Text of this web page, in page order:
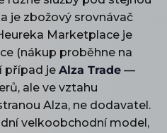
je zbožový srovnávač
Marketplace je
(nákup proběhne na
případ je Alza Trade —
ale ve vztahu
Alza, ne dodavatel.
velkoobchodní model,